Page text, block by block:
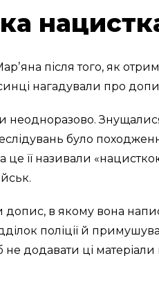
після того, як
нагадували про
неодноразово.
було
це її називали
в якому вона
поліції й
додавати ці